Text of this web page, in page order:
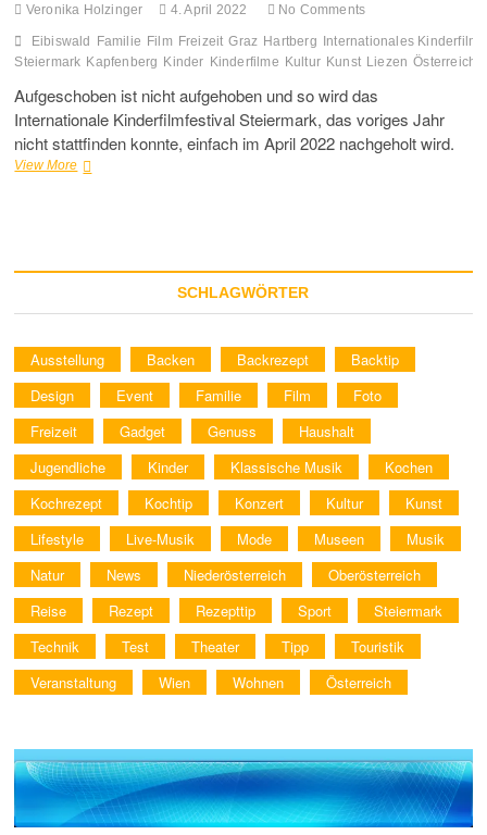
Veronika Holzinger 4. April 2022 No Comments
Eibiswald Familie Film Freizeit Graz Hartberg Internationales
Steiermark Kapfenberg Kinder Kinderfilme Kultur Kunst Liezen Österreich
Aufgeschoben ist nicht aufgehoben und so wird das
Internationale Kinderfilmfestival Steiermark, das voriges Jahr
nicht stattfinden konnte, einfach im April 2022 nachgeholt wird.
View MoreInternationales
SCHLAGWÖRTER
Ausstellung Backen Backrezept
Backtip
Design
Event Familie Film
Foto
Freizeit
Gadget Genuss
Haushalt
Jugendliche
Kinder Klassische Musik
Kochen
Kochrezept
Kochtip Konzert Kultur
Kunst
Lifestyle
Live-Musik Mode Museen
Musik
Natur
News Niederösterreich
Oberösterreich
Reise
Rezept Rezepttip Sport
Steiermark
Technik
Test Theater Tipp
Touristik
Veranstaltung
Wien Wohnen Österreich